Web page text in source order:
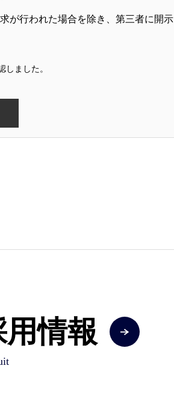
が行われた場合を除き、第三者に開示
ました。
情報